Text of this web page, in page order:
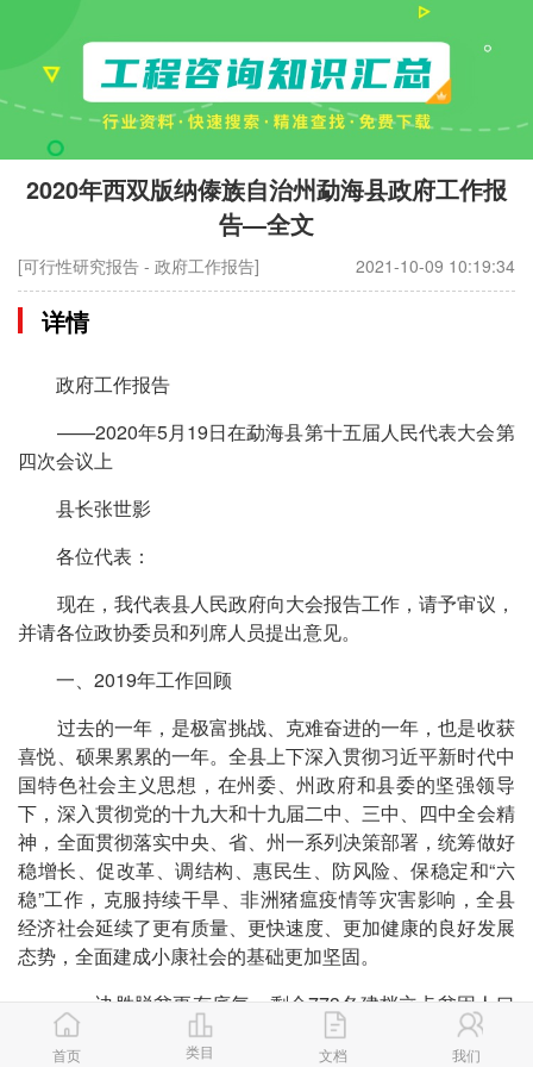
2020年西双版纳傣族自治州勐海县政府工作报
告—全文
[可行性研究报告 - 政府工作报告] 2021-10-09 10:19:34
详情
政府工作报告
——2020年5月19日在勐海县第十五届人民代表大会第
四次会议上
县长张世影
各位代表：
现在，我代表县人民政府向大会报告工作，请予审议，
并请各位政协委员和列席人员提出意见。
一、2019年工作回顾
过去的一年，是极富挑战、克难奋进的一年，也是收获
喜悦、硕果累累的一年。全县上下深入贯彻习近平新时代中
国特色社会主义思想，在州委、州政府和县委的坚强领导
下，深入贯彻党的十九大和十九届二中、三中、四中全会精
神，全面贯彻落实中央、省、州一系列决策部署，统筹做好
稳增长、促改革、调结构、惠民生、防风险、保稳定和“六
稳”工作，克服持续干旱、非洲猪瘟疫情等灾害影响，全县
经济社会延续了更有质量、更快速度、更加健康的良好发展
态势，全面建成小康社会的基础更加坚固。
——决胜脱贫更有底气。剩余773名建档立卡贫困人口
全部脱贫出列，脱贫攻坚取得全面消除绝对贫困的历史性成
就，2019年省级脱贫攻坚成效考核和东西部协作成效考评
首页 类目 文档 我们